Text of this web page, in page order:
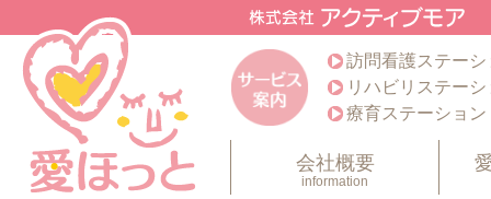
訪問看護ステー
リハビリステー
療育ステーション
会社概要
information